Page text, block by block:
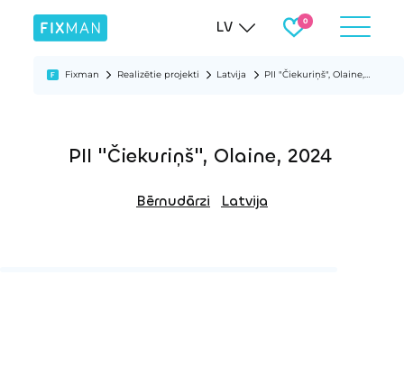
LV
Fixman Realizētie projekti Latvija PII "Čiekuriņš", Olaine, 2024
PII "Čiekuriņš", Olaine, 2024
Bērnudārzi Latvija